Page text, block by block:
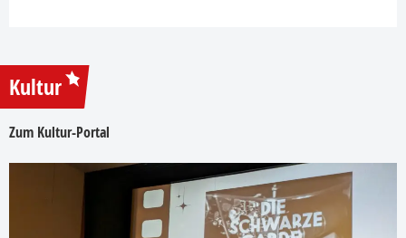
Kultur
Zum Kultur-Portal